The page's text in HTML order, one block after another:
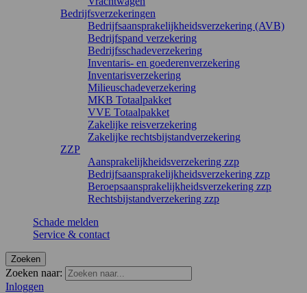
Bedrijfsverzekeringen
Bedrijfsaansprakelijkheidsverzekering (AVB)
Bedrijfspand verzekering
Bedrijfsschadeverzekering
Inventaris- en goederenverzekering
Inventarisverzekering
Milieuschadeverzekering
MKB Totaalpakket
VVE Totaalpakket
Zakelijke reisverzekering
Zakelijke rechtsbijstandverzekering
ZZP
Aansprakelijkheidsverzekering zzp
Bedrijfsaansprakelijkheidsverzekering zzp
Beroepsaansprakelijkheidsverzekering zzp
Rechtsbijstandverzekering zzp
Schade melden
Service & contact
Zoeken
Zoeken naar:
Inloggen